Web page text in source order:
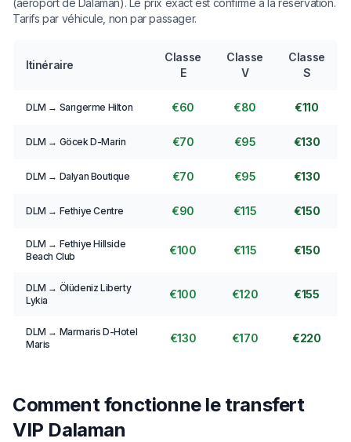
Tarifs par véhicule, non par passager.
Itinéraire
Classe
E
Classe
V
Classe
S
DLM → Sarıgerme Hilton €60 €80 €110
DLM → Göcek D-Marin €70 €95 €130
DLM → Dalyan Boutique €70 €95 €130
DLM → Fethiye Centre €90 €115 €150
DLM → Fethiye Hillside
Beach Club
€100 €115 €150
DLM → Ölüdeniz Liberty
Lykia
€100 €120 €155
DLM → Marmaris D-Hotel
Maris
€130 €170 €220
Comment fonctionne le transfert
VIP Dalaman